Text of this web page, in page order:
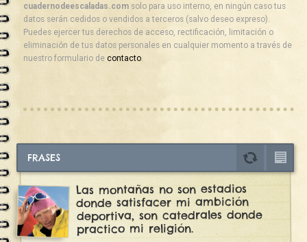
cuadernodeescaladas.com solo para uso interno, en ningún caso tus
datos serán cedidos o vendidos a terceros (salvo deseo expreso).
Puedes ejercer tus derechos de acceso, rectificación, limitación o
eliminación de tus datos personales en cualquier momento a través de
nuestro formulario decontacto
FRASES
Las montañas no son estadios
donde satisfacer mi ambición
deportiva, son catedrales donde
practico mi religión.